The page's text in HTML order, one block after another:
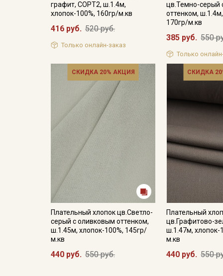
графит, СОРТ2, ш.1.4м,
хлопок-100%, 160гр/м.кв
416 руб. 520 руб.
Только онлайн-заказ
цв.Темно-серый
оттенком,
170гр/м.кв
385 руб. 550
Только
СКИДКА 20% АКЦИЯ
Плательный хлопок цв.Светло-
серый с оливковым оттенком,
ш.1.45м, хлопок-100%, 145гр/
м.кв
440 руб. 550 руб.
СКИДКА
Плательный
цв.Графитово-
ш.1.47м, хлопок-
м.кв
440 руб. 550